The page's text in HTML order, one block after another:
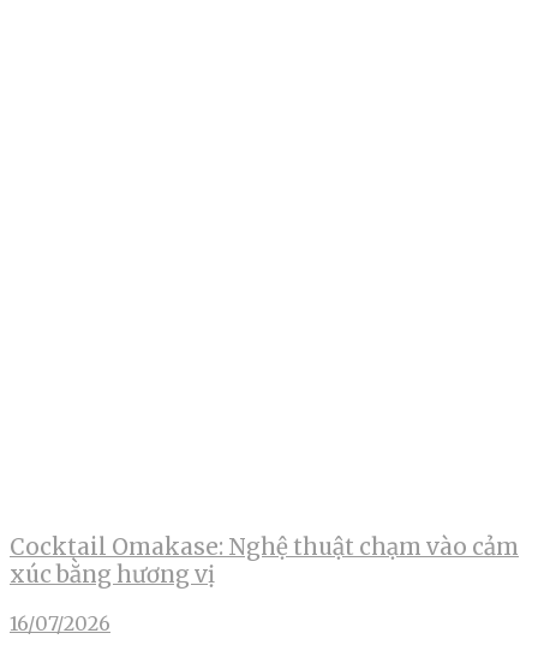
Cocktail Omakase: Nghệ thuật chạm vào cảm
xúc bằng hương vị
16/07/2026